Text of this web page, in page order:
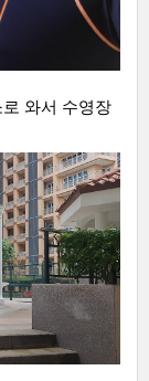
와서 수영장